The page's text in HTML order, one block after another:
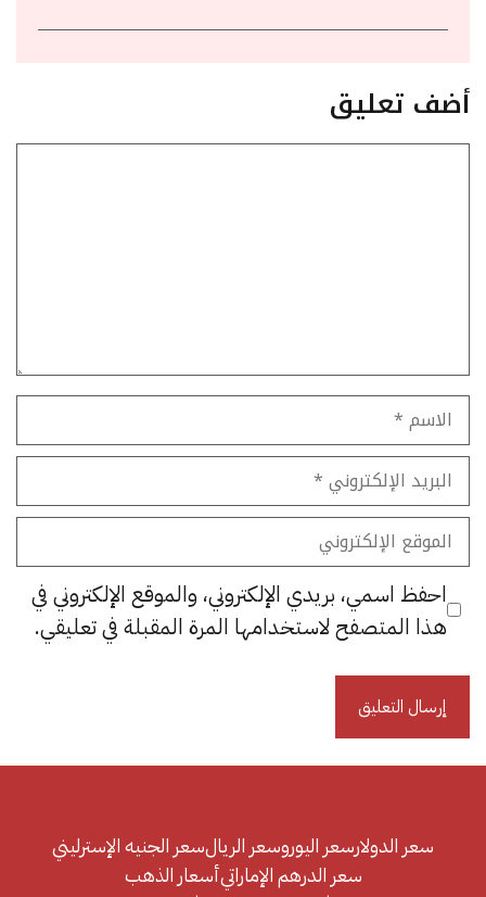
أضف تعليق
الاسم
البريد
الإلكتروني
الموقع
الإلكتروني
احفظ اسمي، بريدي الإلكتروني، والموقع الإلكتروني في
هذا المتصفح لاستخدامها المرة المقبلة في تعليقي.
سعر الدولارسعر اليوروسعر الريالسعر الجنيه الإسترليني
سعر الدرهم الإماراتيأسعار الذهب